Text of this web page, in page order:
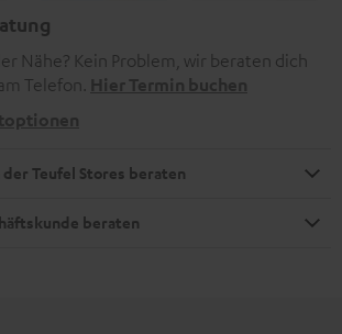
Nähe? Kein Problem, wir beraten dich
Telefon. Hier Termin buchen
der Teufel Stores beraten
beraten